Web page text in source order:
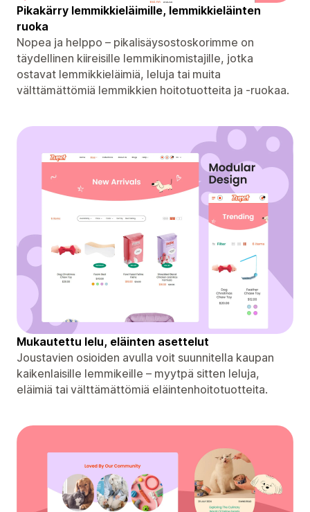
Pikakärry lemmikkieläimille, lemmikkieläinten
ruoka
Nopea ja helppo – pikalisäysostoskorimme on
täydellinen kiireisille lemmikinomistajille, jotka
ostavat lemmikkieläimiä, leluja tai muita
välttämättömiä lemmikkien hoitotuotteita ja -ruokaa.
Mukautettu lelu, eläinten asettelut
Joustavien osioiden avulla voit suunnitella kaupan
kaikenlaisille lemmikeille – myytpä sitten leluja,
eläimiä tai välttämättömiä eläintenhoitotuotteita.